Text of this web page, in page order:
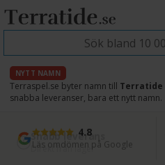
NYTT NAMN
Terraspel.se byter namn till Terratide
snabba leveranser, bara ett nytt namn.
4.8
Läs omdömen på Google
Snabb leverans
Direkt från lager